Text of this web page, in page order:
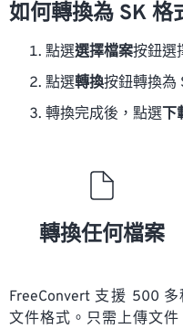
如何轉換為 SK 格
點選選擇檔案按鈕選
點選轉換按鈕轉換為
轉換完成後，點選
轉換任何檔案
FreeConvert 支援 500 多
文件格式。只需上傳文件